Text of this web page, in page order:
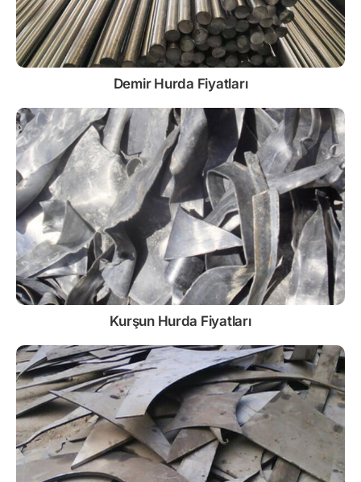
Demir Hurda Fiyatları
Kurşun Hurda Fiyatları